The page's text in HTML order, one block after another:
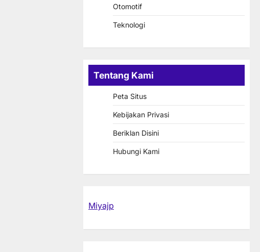
Otomotif
Teknologi
Tentang Kami
Peta Situs
Kebijakan Privasi
Beriklan Disini
Hubungi Kami
Miyajp